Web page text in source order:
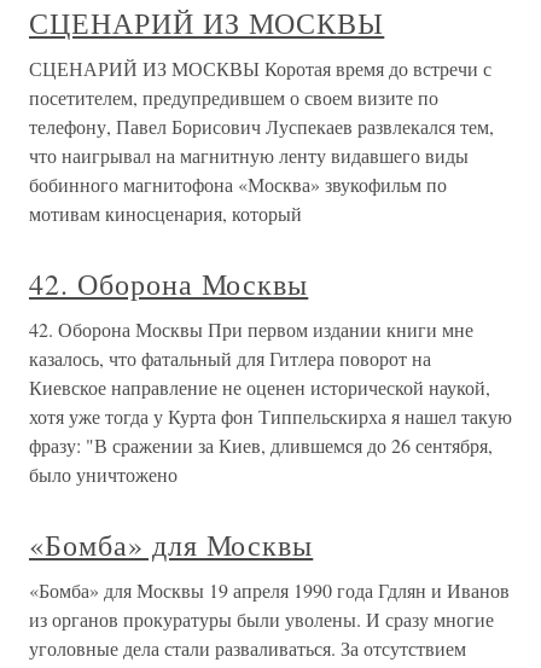
СЦЕНАРИЙ ИЗ МОСКВЫ
СЦЕНАРИЙ ИЗ МОСКВЫ Коротая время до встречи с
посетителем, предупредившем о своем визите по
телефону, Павел Борисович Луспекаев развлекался тем,
что наигрывал на магнитную ленту видавшего виды
бобинного магнитофона «Москва» звукофильм по
мотивам киносценария, который
42. Оборона Москвы
42. Оборона Москвы При первом издании книги мне
казалось, что фатальный для Гитлера поворот на
Киевское направление не оценен исторической наукой,
хотя уже тогда у Курта фон Типпельскирха я нашел такую
фразу: "В сражении за Киев, длившемся до 26 сентября,
было уничтожено
«Бомба» для Москвы
«Бомба» для Москвы 19 апреля 1990 года Гдлян и Иванов
из органов прокуратуры были уволены. И сразу многие
уголовные дела стали разваливаться. За отсутствием